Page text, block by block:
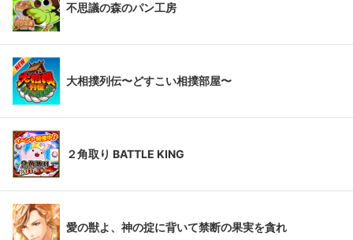
不思議の森のパン工房
大相撲列伝〜どすこい相撲部屋〜
２角取り BATTLE KING
愛の獣よ、神の掟に背いて禁断の果実を貪れ